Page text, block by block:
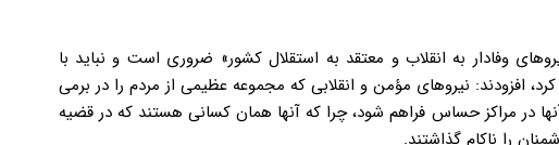
وفادار به انقلاب و معتقد به استقلال کشور» ضروری است و نباید با
افزودند: نیروهای مؤمن و انقلابی که مجموعه عظیمی از مردم را در برمی
در مراکز حساس فراهم شود، چرا که آنها همان کسانی هستند که در قضیه